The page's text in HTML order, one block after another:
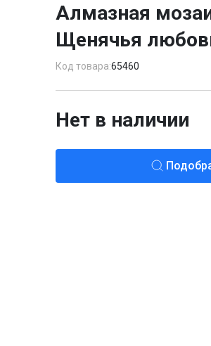
Алмазная
Щенячья
Код товара:65460
Нет в наличии